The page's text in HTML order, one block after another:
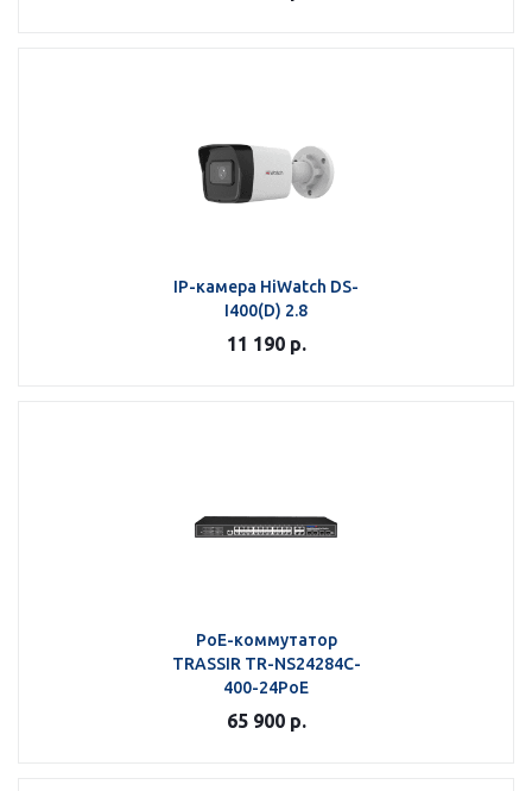
IP-камера HiWatch DS-
I400(D) 2.8
11 190р.
РоЕ-коммутатор
TRASSIR TR-NS24284C-
400-24PoE
65 900р.